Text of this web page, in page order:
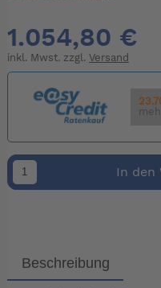
1.054,80 €
inkl. Mwst. zzgl. Versand
In den
Beschreibung